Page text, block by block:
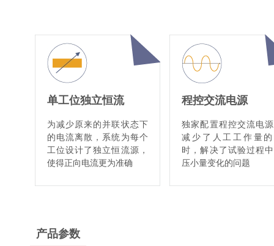
单工位独立恒流
为减少原来的并联状态下
的电流离散，系统为每个
工位设计了独立恒流源，
使得正向电流更为准确
程控交流电源
独家配置程控交流电
减少了人工工作量
时，解决了试验过程
压小量变化的问题
产品参数